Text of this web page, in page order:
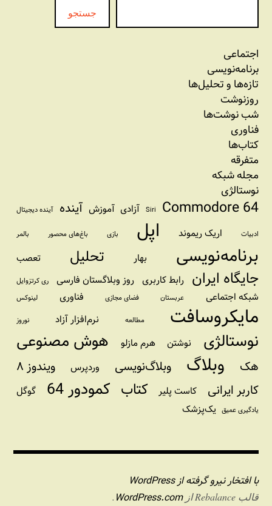
جستجو
اجتماعی
برنامه‏‌نویسی
تازه‌‌ها و تحلیل‌ها
روزنوشت
شب نوشت‌ها
فناوری
کتاب‌ها
متفرقه
مجله شبکه
نوستالژی
Commodore 64
Siri آزادی آموزش آینده آینده دیجیتال
ادبیات اریک ریموند اپل بازی باغ‌های محصور بالمر
برنامه‌نویسی بهار تحلیل تعصب
جایگاه ایران رابط کاربری روز وبلاگستان فارسی ری کرتزوایل
شبکه اجتماعی عربستان فضای مجازی فناوری لینوکس
مایکروسافت مطالعه نرم‌افزار آزاد نوروز
نوستالژی نوشتن هرم مازلو هوش مصنوعی
هک وبلاگ وبلاگ‌نویسی وردپرس
ویندوز ۸
کاربر ایرانی
کاست پلیر کتاب کمودور 64 گوگل
یادگیری عمیق یک‌پزشک
با افتخار نیرو گرفته از WordPress
قالب Rebalance از WordPress.com
.